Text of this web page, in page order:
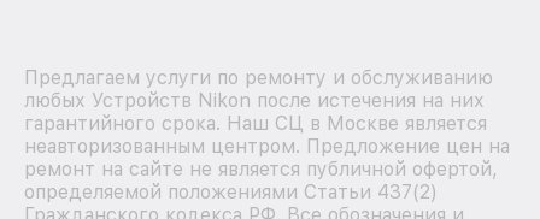
Предлагаем услуги по ремонту и обслуживанию
любых Устройств Nikon после истечения на них
гарантийного срока. Наш СЦ в Москве является
неавторизованным центром. Предложение цен на
ремонт на сайте не является публичной офертой,
определяемой положениями Статьи 437(2)